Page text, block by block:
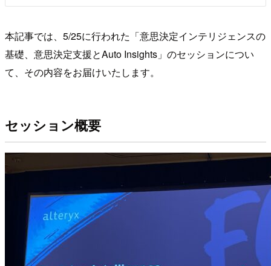
本記事では、5/25に行われた「意思決定インテリジェンスの
基礎、意思決定支援とAuto Insights」のセッションについ
て、その内容をお届けいたします。
セッション概要